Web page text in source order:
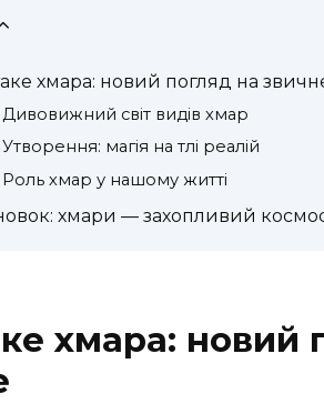
хмара: новий погляд на
Дивовижний світ видів хмар
Утворення: магія на тлі реалій
Роль хмар у нашому житті
хмари — захопливий космос
хмара: новий